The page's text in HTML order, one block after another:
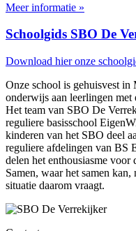
Meer informatie »
Schoolgids SBO De
Download hier onze
Onze school is gehuisvest
onderwijs aan leerlingen met
Het team van SBO De
reguliere basisschool
kinderen van het SBO deel
reguliere afdelingen van BS
delen het enthousiasme
Samen, waar het samen
situatie daarom vraagt.